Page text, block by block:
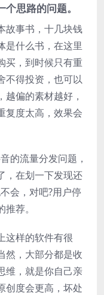
思路的问题。
故事书，十几块钱
是什么书，在这里
买，到时候只有重
不得投资，也可以
偏的素材越好，
复度太高，效果会
的流量分发问题，
，在划一下发现还
会，对吧?用户停
荐。
这样的软件有很
然，大部分都是收
维，就是你自己亲
创度会更高，坏处